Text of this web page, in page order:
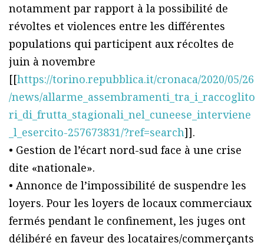
notamment par rapport à la possibilité de
révoltes et violences entre les différentes
populations qui participent aux récoltes de
juin à novembre
[[https://torino.repubblica.it/cronaca/2020/05/26
/news/allarme_assembramenti_tra_i_raccoglito
ri_di_frutta_stagionali_nel_cuneese_interviene
_l_esercito-257673831/?ref=search]].
• Gestion de l’écart nord-sud face à une crise
dite «nationale».
• Annonce de l’impossibilité de suspendre les
loyers. Pour les loyers de locaux commerciaux
fermés pendant le confinement, les juges ont
délibéré en faveur des locataires/commerçants